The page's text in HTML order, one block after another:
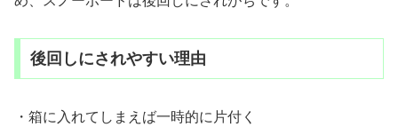
後回しにされやすい理由
・箱に入れてしまえば一時的に片付く